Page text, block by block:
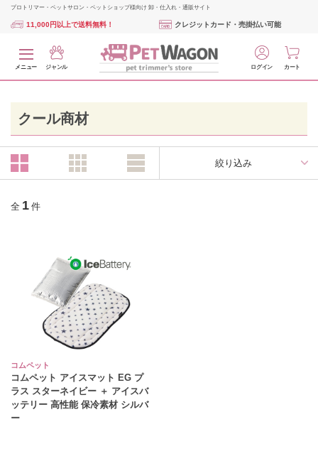
プロトリマー・ペットサロン・ペットショップ様向け 卸・仕入れ・通販サイト
11,000円以上で送料無料！ クレジットカード・売掛払い可能
メニュー ジャンル ログイン カート
クール商材
絞り込み
全 1 件
コムペット
コムペット アイスマット EG プ
ラス スターネイビー ＋ アイスバ
ッテリー 高性能 保冷素材 シルバ
ー